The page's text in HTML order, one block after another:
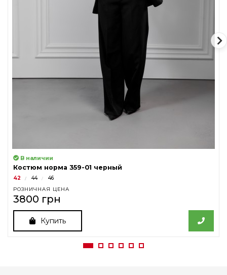
В наличии
Костюм норма 359-01 черный
42 44 46
РОЗНИЧНАЯ ЦЕНА
3800 грн
Купить